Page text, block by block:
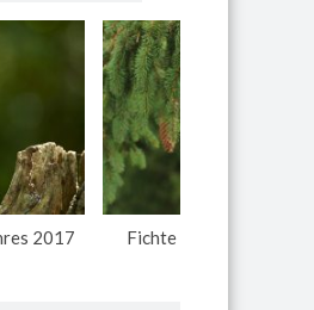
2017 Fichte – Baum des